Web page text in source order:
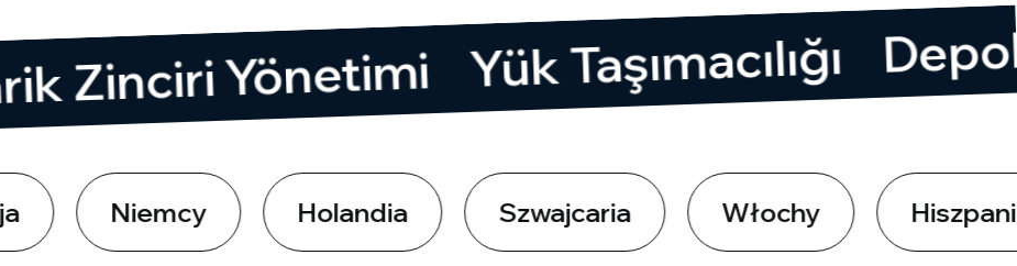
Yük Taşımacılığı
Tedarik Zinciri Yönetimi
Niemcy Holandia Szwajcaria Włochy Hiszpania